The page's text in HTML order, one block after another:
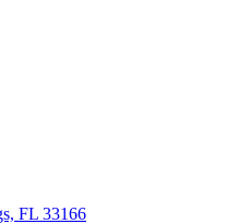
FL 33166